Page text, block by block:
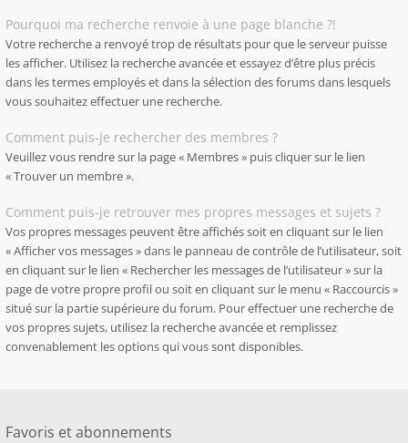
Pourquoi ma recherche renvoie à une page blanche ?!
Votre recherche a renvoyé trop de résultats pour que le serveur puisse
les afficher. Utilisez la recherche avancée et essayez d’être plus précis
dans les termes employés et dans la sélection des forums dans lesquels
vous souhaitez effectuer une recherche.
Comment puis-je rechercher des membres ?
Veuillez vous rendre sur la page « Membres » puis cliquer sur le lien
« Trouver un membre ».
Comment puis-je retrouver mes propres messages et sujets ?
Vos propres messages peuvent être affichés soit en cliquant sur le lien
« Afficher vos messages » dans le panneau de contrôle de l’utilisateur, soit
en cliquant sur le lien « Rechercher les messages de l’utilisateur » sur la
page de votre propre profil ou soit en cliquant sur le menu « Raccourcis »
situé sur la partie supérieure du forum. Pour effectuer une recherche de
vos propres sujets, utilisez la recherche avancée et remplissez
convenablement les options qui vous sont disponibles.
Favoris et abonnements